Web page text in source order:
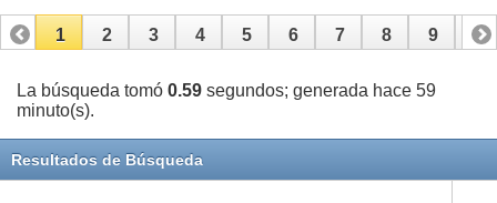
1 2 3 4 5 6 7 8 9 10
11 12 13 14
La búsqueda tomó 0.59 segundos; generada hace 59
minuto(s).
Resultados de Búsqueda